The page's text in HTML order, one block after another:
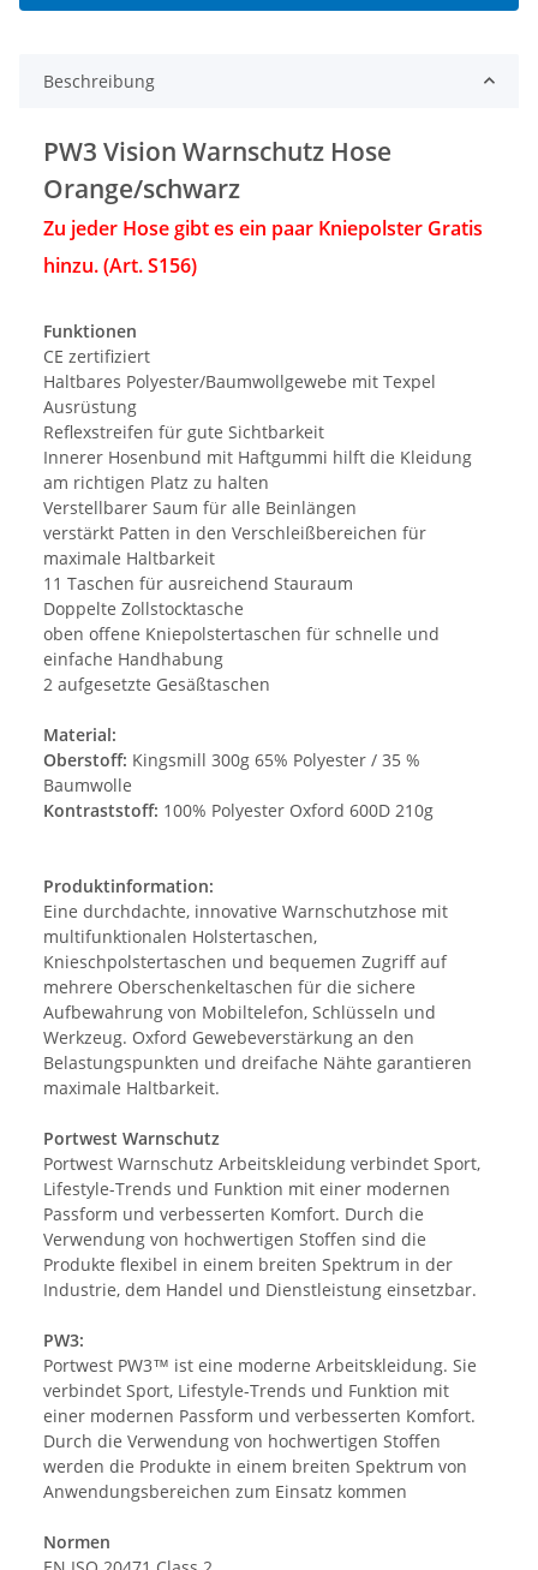
Beschreibung
PW3 Vision Warnschutz Hose
Orange/schwarz
Zu jeder Hose gibt es ein paar Kniepolster Gratis
hinzu. (Art. S156)
Funktionen
CE zertifiziert
Haltbares Polyester/Baumwollgewebe mit Texpel
Ausrüstung
Reflexstreifen für gute Sichtbarkeit
Innerer Hosenbund mit Haftgummi hilft die Kleidung
am richtigen Platz zu halten
Verstellbarer Saum für alle Beinlängen
verstärkt Patten in den Verschleißbereichen für
maximale Haltbarkeit
11 Taschen für ausreichend Stauraum
Doppelte Zollstocktasche
oben offene Kniepolstertaschen für schnelle und
einfache Handhabung
2 aufgesetzte Gesäßtaschen
Material:
Oberstoff: Kingsmill 300g 65% Polyester / 35 %
Baumwolle
Kontraststoff: 100% Polyester Oxford 600D 210g
Produktinformation:
Eine durchdachte, innovative Warnschutzhose mit
multifunktionalen Holstertaschen,
Knieschpolstertaschen und bequemen Zugriff auf
mehrere Oberschenkeltaschen für die sichere
Aufbewahrung von Mobiltelefon, Schlüsseln und
Werkzeug. Oxford Gewebeverstärkung an den
Belastungspunkten und dreifache Nähte garantieren
maximale Haltbarkeit.
Portwest Warnschutz
Portwest Warnschutz Arbeitskleidung verbindet Sport,
Lifestyle-Trends und Funktion mit einer modernen
Passform und verbesserten Komfort. Durch die
Verwendung von hochwertigen Stoffen sind die
Produkte flexibel in einem breiten Spektrum in der
Industrie, dem Handel und Dienstleistung einsetzbar.
PW3:
Portwest PW3™ ist eine moderne Arbeitskleidung. Sie
verbindet Sport, Lifestyle-Trends und Funktion mit
einer modernen Passform und verbesserten Komfort.
Durch die Verwendung von hochwertigen Stoffen
werden die Produkte in einem breiten Spektrum von
Anwendungsbereichen zum Einsatz kommen
Normen